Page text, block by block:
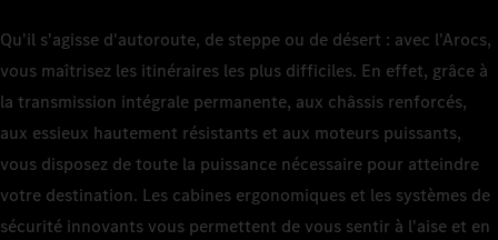
Qu'il s'agisse d'autoroute, de steppe ou de désert : avec l'Arocs,
vous maîtrisez les itinéraires les plus difficiles. En effet, grâce à
la transmission intégrale permanente, aux châssis renforcés,
aux essieux hautement résistants et aux moteurs puissants,
vous disposez de toute la puissance nécessaire pour atteindre
votre destination. Les cabines ergonomiques et les systèmes de
sécurité innovants vous permettent de vous sentir à l'aise et en